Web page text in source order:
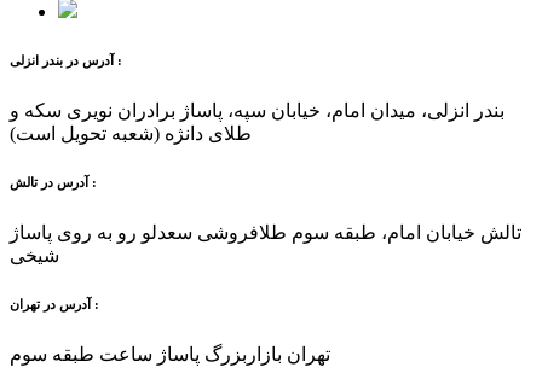
آدرس در بندر انزلی :
بندر انزلی، میدان امام، خیابان سپه، پاساژ برادران نویری سکه و
طلای دانژه (شعبه تحویل است)
آدرس در تالش :
تالش خیابان امام، طبقه سوم طلافروشی سعدلو رو به روی پاساژ
شیخی
آدرس در تهران :
تهران بازاربزرگ پاساژ ساعت طبقه سوم